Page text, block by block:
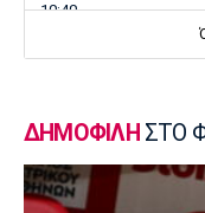
10:40
Στοίχημα
ΦΩΣ στο
10:20
ΔΗΜΟΦΙΛΗ ΣΤΟ